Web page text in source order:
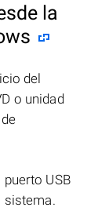
la
del
o unidad
USB
sistema.